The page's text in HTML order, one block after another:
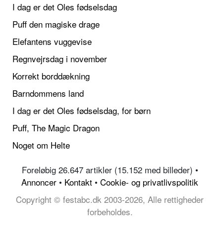
I dag er det Oles fødselsdag
Puff den magiske drage
Elefantens vuggevise
Regnvejrsdag i november
Korrekt borddækning
Barndommens land
I dag er det Oles fødselsdag, for børn
Puff, The Magic Dragon
Noget om Helte
Foreløbig 26.647 artikler (15.152 med billeder) •
Annoncer • Kontakt • Cookie- og privatlivspolitik
Copyright © festabc.dk 2003-2026, Alle rettigheder
forbeholdes.